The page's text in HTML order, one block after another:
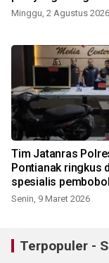
Minggu, 2 Agustus 2026
Tim Jatanras
Pontianak ringkus
spesialis
rumah
Senin, 9 Maret 2026
Terpopuler -